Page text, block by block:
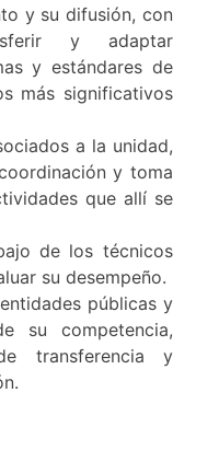
y su difusión, con
y adaptar
y estándares de
más significativos
a la unidad,
y toma
que allí se
de los técnicos
su desempeño.
públicas y
su competencia,
transferencia y